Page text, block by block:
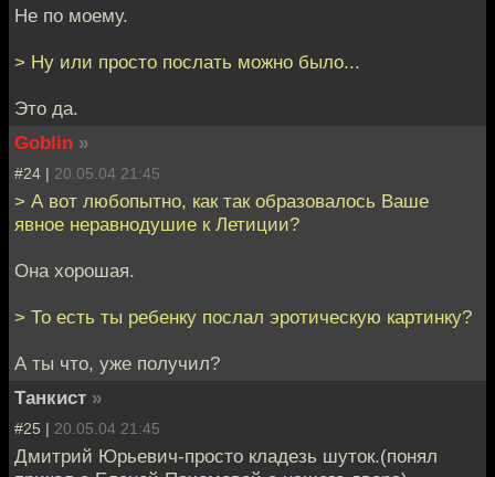
Не по моему.
> Ну или просто послать можно было...
Это да.
Goblin »
#24 | 20.05.04 21:45
> А вот любопытно, как так образовалось Ваше
явное неравнодушие к Летиции?
Она хорошая.
> То есть ты ребенку послал эротическую картинку?
А ты что, уже получил?
Танкист »
#25 | 20.05.04 21:45
Дмитрий Юрьевич-просто кладезь шуток.(понял